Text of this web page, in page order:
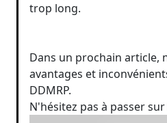
trop long.
Dans un prochain article,
avantages et
DDMRP.
N'hésitez pas à passer sur